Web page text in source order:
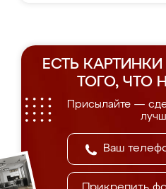
ЕСТЬ
ТОГО, ЧТО
Присылайте —